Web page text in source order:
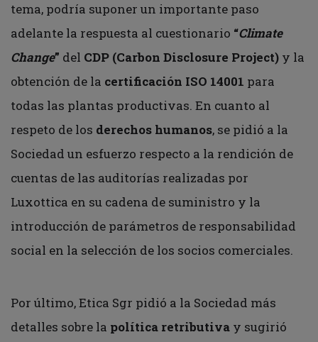
tema, podría suponer un importante paso
adelante la respuesta al cuestionario “Climate
Change” del CDP (Carbon Disclosure Project) y la
obtención de la certificación ISO 14001 para
todas las plantas productivas. En cuanto al
respeto de los derechos humanos, se pidió a la
Sociedad un esfuerzo respecto a la rendición de
cuentas de las auditorías realizadas por
Luxottica en su cadena de suministro y la
introducción de parámetros de responsabilidad
social en la selección de los socios comerciales.
Por último, Etica Sgr pidió a la Sociedad más
detalles sobre la política retributiva y sugirió